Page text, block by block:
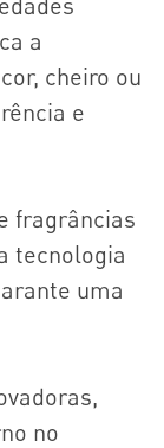
a
cheiro ou
e
fragrâncias
tecnologia
uma
no